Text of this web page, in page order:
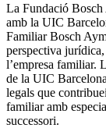
La Fundació Bosch
amb la UIC
Familiar Bosch
perspectiva
l’empresa familiar.
de la UIC
legals que
familiar amb
successori.